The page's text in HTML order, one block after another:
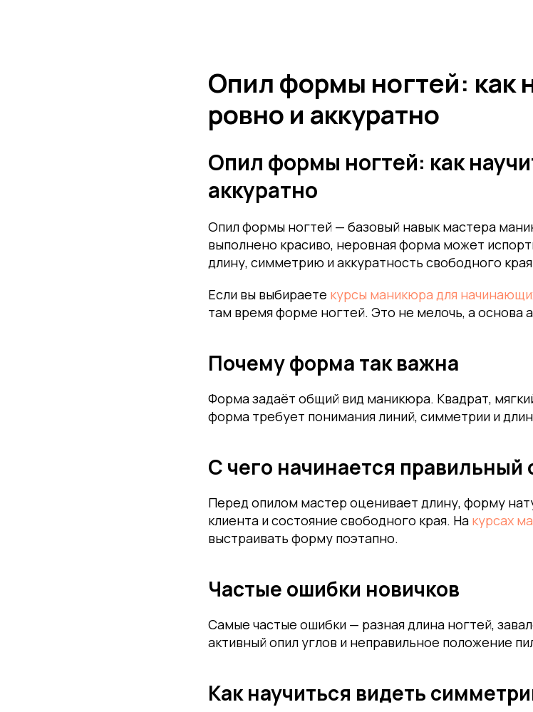
Опил формы ногтей: как
ровно и аккуратно
Опил формы ногтей: как
аккуратно
Опил формы ногтей — базовый навык мастера
выполнено красиво, неровная форма может
длину, симметрию и аккуратность свободного
Если вы выбираете курсы маникюра для
там время форме ногтей. Это не мелочь, а основа
Почему форма так важна
Форма задаёт общий вид маникюра. Квадрат,
форма требует понимания линий, симметрии и
С чего начинается правильный
Перед опилом мастер оценивает длину, форму
клиента и состояние свободного края. На курсах
выстраивать форму поэтапно.
Частые ошибки новичков
Самые частые ошибки — разная длина ногтей,
активный опил углов и неправильное положение
Как научиться видеть